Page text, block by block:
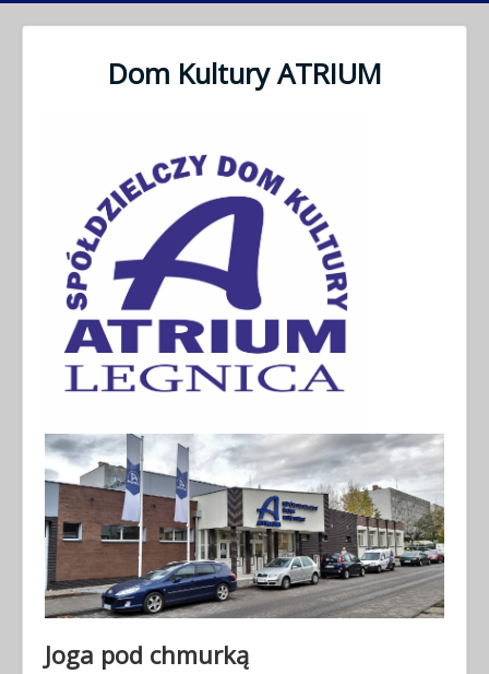
Dom Kultury ATRIUM
Joga pod chmurką